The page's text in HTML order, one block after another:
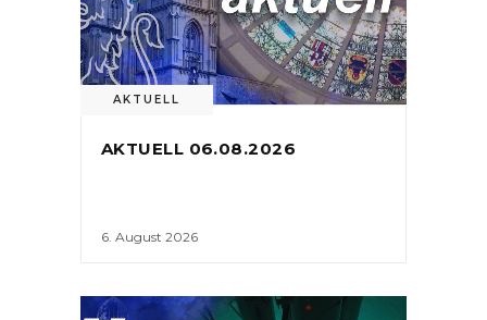
AKTUELL
AKTUELL 06.08.2026
6. August 2026